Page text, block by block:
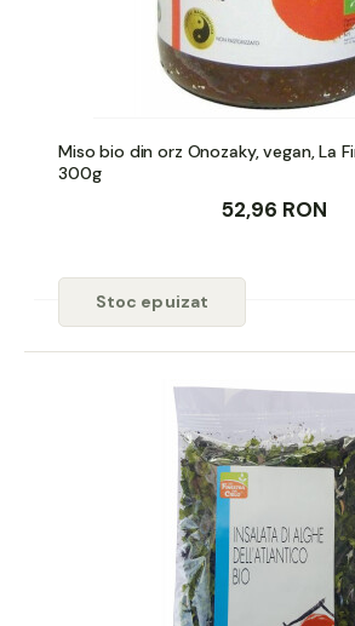
Miso bio din orz Onozaky, vegan, La
300g
52,96 RON
Stoc epuizat